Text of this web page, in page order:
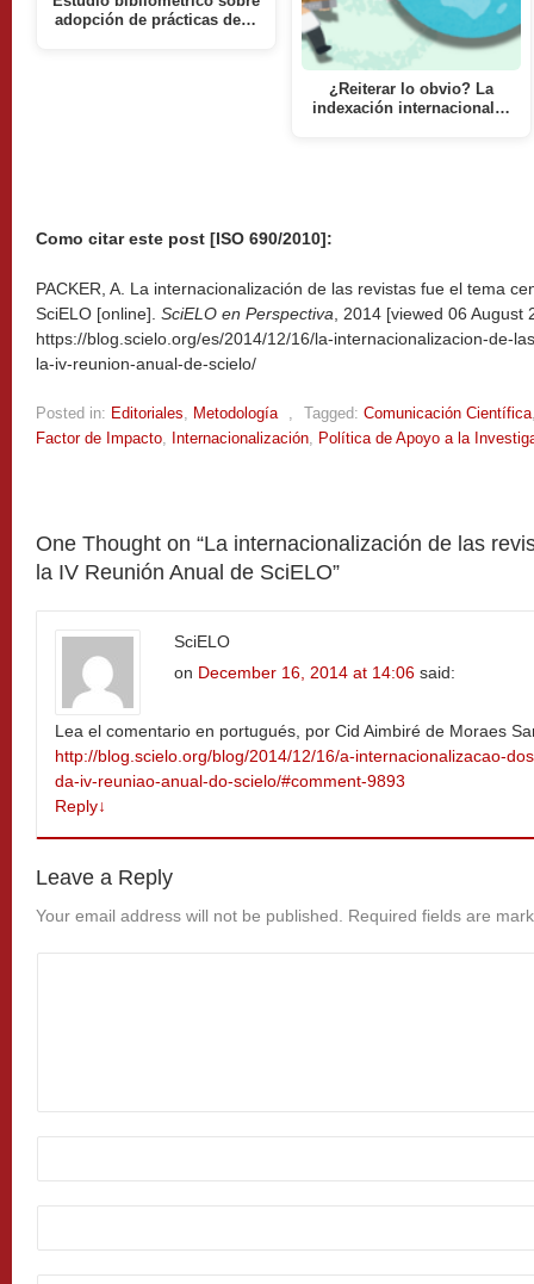
adopción de prácticas de…
¿Reiterar lo obvio? La
indexación internacional…
Como citar este post [ISO 690/2010]:
PACKER, A. La internacionalización de las revistas fue el tema
SciELO [online]. SciELO en Perspectiva, 2014 [viewed 06 August
https://blog.scielo.org/es/2014/12/16/la-internacionalizacion-de-
la-iv-reunion-anual-de-scielo/
Posted in: Editoriales, Metodología , Tagged: Comunicación Científica
Factor de Impacto, Internacionalización, Política de Apoyo a la
One Thought on “La internacionalización de las
la IV Reunión Anual de SciELO”
SciELO
on December 16, 2014 at 14:06 said:
Lea el comentario en portugués, por Cid Aimbiré de Moraes
http://blog.scielo.org/blog/2014/12/16/a-internacionalizacao-
da-iv-reuniao-anual-do-scielo/#comment-9893
Reply↓
Leave a Reply
Your email address will not be published. Required fields are